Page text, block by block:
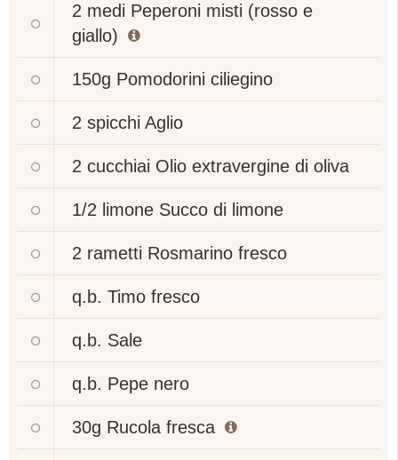
2 medi Peperoni misti (rosso e
giallo)
150g Pomodorini ciliegino
2 spicchi Aglio
2 cucchiai Olio extravergine di oliva
1/2 limone Succo di limone
2 rametti Rosmarino fresco
q.b. Timo fresco
q.b. Sale
q.b. Pepe nero
30g Rucola fresca